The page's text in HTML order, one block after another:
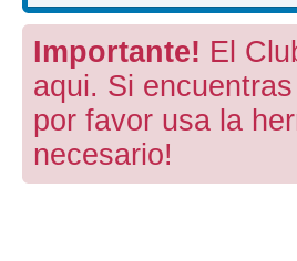
Importante! El
aqui. Si
por favor usa la
necesario!